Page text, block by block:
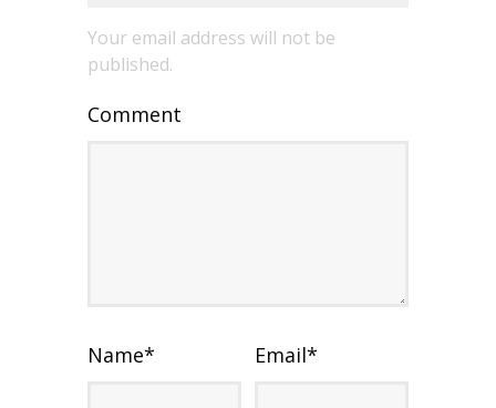
Your email address will not be
published.
Comment
Name* Email*